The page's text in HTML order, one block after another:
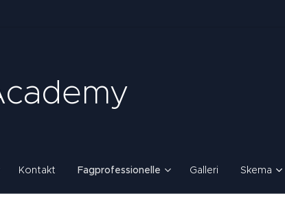
Kontakt Fagprofessionelle Galleri Skema